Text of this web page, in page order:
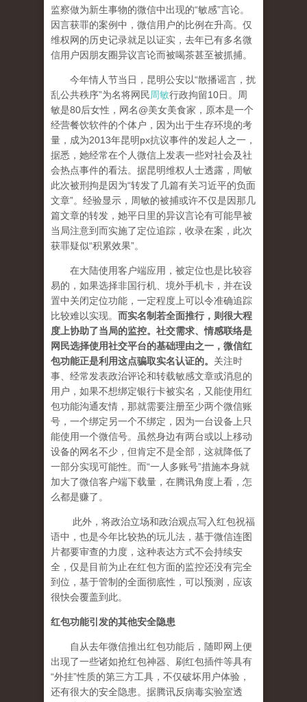
监察做为新生事物的微信中出现的“敏感”言论。
因言获罪的案例中，微信用户的比例在升高。仅
维权网的历史记录就足以证实，去年已有多名微
信用户因朋友圈异议言论而被喝茶甚至被抓捕。
今年情人节当日，昆明公安以“散播谣言，扰
乱公共秩序”为名将网民周敏行政拘留10日。周
敏是80后女性，网名@美女美食家，原本是一个
经营餐饮软件的个体户，因为出于生存环境的考
量，成为2013年昆明px抗议事件的发起人之一，
据悉，她经常在个人微信上发表一些对社会及社
会热点事件的看法。据昆明维权人士透露，周敏
此次被刑拘是因为“转发了几篇有关习近平的负面
文章”。经验显示，周敏的被捕或许不仅是因那几
篇文章的转发，她平日里的异议言论有可能早被
当局注意到而实施了定位追踪，收录在案，此次
获罪疑似“积累效果”。
在大陆使用客户端应用，被定位也是比较容
易的，如果选择非国行机、境外手机卡，并在设
置中关闭定位功能，一定程度上可以令准确追踪
比较难以实现。 而实名制若全面推行，则很大程
度上协助了当局的监控。社交需求、情感联络是
网民选择使用社交平台的基础理由之一，微信红
包功能正是利用这点骗取实名认证的。 关注时
事、经常发表政治评论和转载敏感文章或消息的
用户，如果不想绑定银行卡被实名，又能使用红
包功能沟通友情，那就需要注册至少两个微信账
号，一个绑定另一个不绑定，因为一台设备上只
能使用一个微信号。虽然身边有两台或以上移动
设备的网名不少，但肯定不是全部，这就降低了
一部分实现可能性。而“一人多账号”措施本身就
加大了微信客户端下载量，在腾讯角度上看，怎
么都是赚了。
此外，将政治立场和政治观点写入红包祝福
语中，也是今年比较热的玩儿法，基于微信连图
片都要审查的力度，这种表达方式不会持续安
全，仅是目前为止在红包方面的监控还没有完全
到位，基于管制的全面彻底性，可以预测，应该
很快会覆盖到此。
红包功能引发的其他安全隐患
自从去年微信推出红包功能后，随即网上便
出现了一些诸如抢红包神器、刷红包插件等具有
“外挂”性质的第三方工具，不仅破坏用户体验，
还有很大的安全隐患。据腾讯反病毒实验室透